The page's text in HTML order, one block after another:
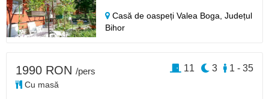
Casă de oaspeți Valea Boga,Județul
Bihor
1990 RON /pers
Cu masă
1 - 35
3
11